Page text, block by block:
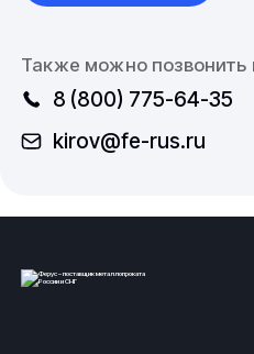
Также можно позвонить
8 (800) 775-64-35
kirov@fe-rus.ru